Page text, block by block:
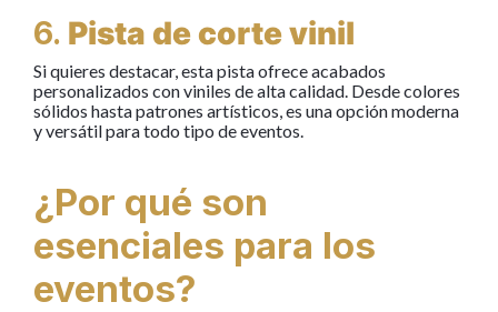
6. Pista de corte vinil
Si quieres destacar, esta pista ofrece acabados
personalizados con viniles de alta calidad. Desde colores
sólidos hasta patrones artísticos, es una opción moderna
y versátil para todo tipo de eventos.
¿Por qué son
esenciales para los
eventos?